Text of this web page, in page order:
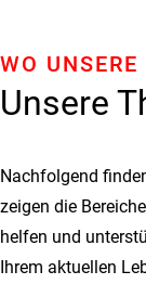
Unsere
WO
Nachfolgend
zeigen die
helfen und
Ihrem aktuellen